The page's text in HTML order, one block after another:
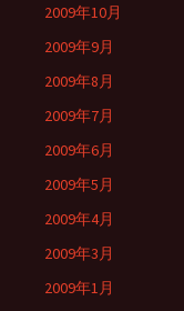
2009年10月
2009年9月
2009年8月
2009年7月
2009年6月
2009年5月
2009年4月
2009年3月
2009年1月